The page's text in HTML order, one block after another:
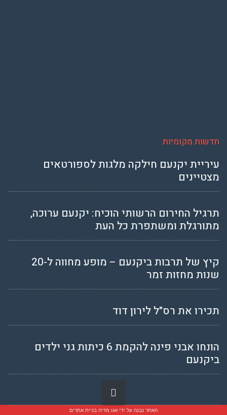
חדשות מקומיות
עיריית יקנעם חילקה מלגות לספורטאים
מצטיינים
תרגיל החירום הרשותי הוכיח: יקנעם ערוכה,
מתורגלת ומשתפרת כל העת
קיץ של תרבות ביקנעם – מופע מחווה ל-20
שנות מחזות זמר
תכירו את רס"ל לירון דוד
הונחו אבני פינה להקמת 6 כיתות גני ילדים
ביקנעם
האתר נבנה על ידי אגו מדיה בניית אתרים
לראש
העמוד